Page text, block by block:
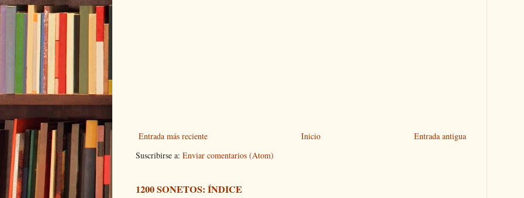
Entrada más reciente Entrada antigua
Inicio
Suscribirse a: Enviar comentarios (Atom)
1200 SONETOS: ÍNDICE